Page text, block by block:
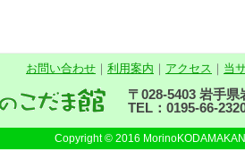
お問い合わせ ｜ 利用案内 ｜ アクセス ｜ 当
〒028-5403 岩手
TEL：0195-66-
Copyright © 2016